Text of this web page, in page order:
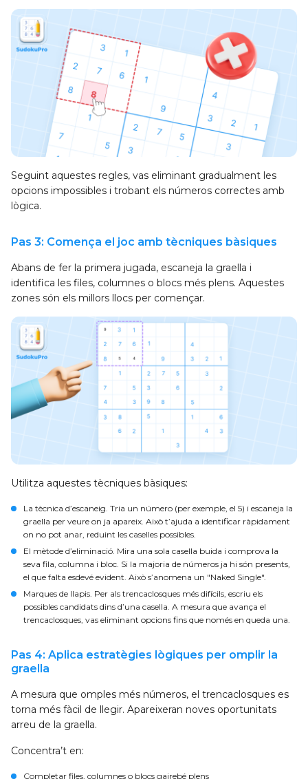
Seguint aquestes regles, vas eliminant gradualment les
opcions impossibles i trobant els números correctes amb
lògica.
Pas 3: Comença el joc amb tècniques bàsiques
Abans de fer la primera jugada, escaneja la graella i
identifica les files, columnes o blocs més plens. Aquestes
zones són els millors llocs per començar.
Utilitza aquestes tècniques bàsiques:
La tècnica d’escaneig. Tria un número (per exemple, el 5) i escaneja la
graella per veure on ja apareix. Això t’ajuda a identificar ràpidament
on no pot anar, reduint les caselles possibles.
El mètode d’eliminació. Mira una sola casella buida i comprova la
seva fila, columna i bloc. Si la majoria de números ja hi són presents,
el que falta esdevé evident. Això s’anomena un "Naked Single".
Marques de llapis. Per als trencaclosques més difícils, escriu els
possibles candidats dins d’una casella. A mesura que avança el
trencaclosques, vas eliminant opcions fins que només en queda una.
Pas 4: Aplica estratègies lògiques per omplir la
graella
A mesura que omples més números, el trencaclosques es
torna més fàcil de llegir. Apareixeran noves oportunitats
arreu de la graella.
Concentra’t en:
Completar files, columnes o blocs gairebé plens